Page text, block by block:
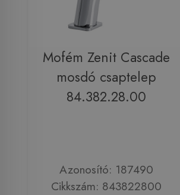
Mofém Zenit Cascade
mosdó csaptelep
84.382.28.00
Azonosító: 187490
Cikkszám: 843822800